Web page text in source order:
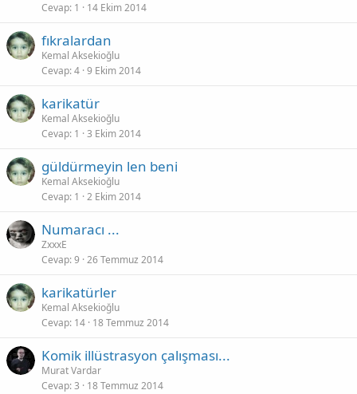
Cevap 1 14 Ekim 2014
fıkralardan
Kemal Aksekioğlu
Cevap 4 9 Ekim 2014
karikatür
Kemal Aksekioğlu
Cevap 1 3 Ekim 2014
güldürmeyin len beni
Kemal Aksekioğlu
Cevap 1 2 Ekim 2014
Numaracı ...
ZxxxE
Cevap 9 26 Temmuz 2014
karikatürler
Kemal Aksekioğlu
Cevap 14 18 Temmuz 2014
Komik illüstrasyon çalışması...
Murat Vardar
Cevap 3 18 Temmuz 2014